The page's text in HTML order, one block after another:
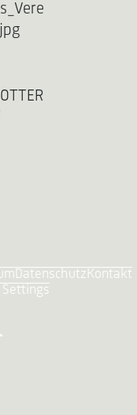
DatenschutzKontakt
Settings